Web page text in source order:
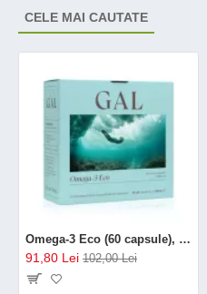
CELE MAI CAUTATE
Omega-3 Eco (60 capsule), GAL
91,80 Lei 102,00 Lei